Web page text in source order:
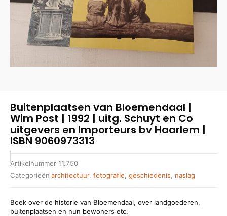
Buitenplaatsen van Bloemendaal |
Wim Post | 1992 | uitg. Schuyt en Co
uitgevers en Importeurs bv Haarlem |
ISBN 9060973313
Artikelnummer 11.750
Categorieën architectuur, fotografie, geschiedenis, naslag
Boek over de historie van Bloemendaal, over landgoederen,
buitenplaatsen en hun bewoners etc.